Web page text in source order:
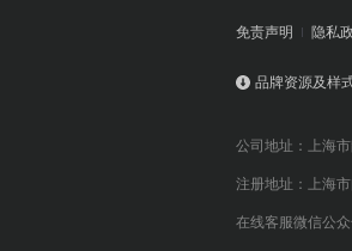
免责声明 隐私
品牌资源及样
公司地址：上海
注册地址：上海
在线客服微信公众